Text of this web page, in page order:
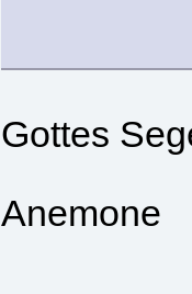
Gottes
Anemone